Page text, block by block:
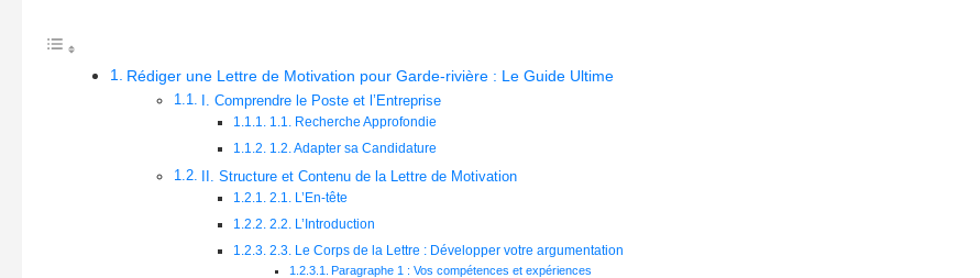
Rédiger une Lettre de Motivation pour Garde-rivière : Le Guide Ultime
I. Comprendre le Poste et l’Entreprise
1.1. Recherche Approfondie
1.2. Adapter sa Candidature
II. Structure et Contenu de la Lettre de Motivation
2.1. L’En-tête
2.2. L’Introduction
2.3. Le Corps de la Lettre : Développer votre argumentation
Paragraphe 1 : Vos compétences et expériences